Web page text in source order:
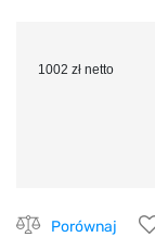
1002 zł netto
Porównaj